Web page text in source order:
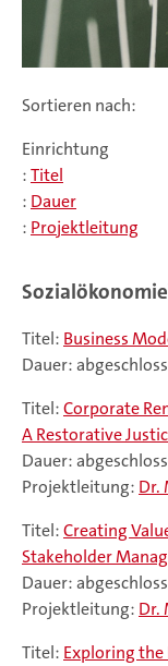
Sortieren nach:
Einrichtung
:Titel
: Dauer
: Projektleitung
Titel: Business
Dauer:
Titel:Corporate
A Restorative
Dauer:
Projektleitung: Dr.
Titel:Creating
Stakeholder
Dauer:
Projektleitung: Dr.
Titel: Exploring